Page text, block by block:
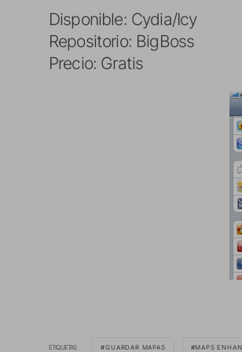
Disponible: Cydia/Icy
Repositorio: BigBoss
Precio: Gratis
ETIQUETAS GUARDAR MAPAS MAPS